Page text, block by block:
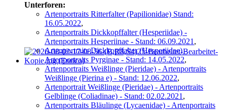
Unterforen:
Artenportraits Ritterfalter (Papilionidae) Stand:
16.05.2022,
Artenportraits Dickkopffalter (Hesperiidae) -
Artenportraits Hesperiinae - Stand: 06.09.2021 ,
Artenportraits Dickkopffalter (Hesperiidae) -
Artenportraits Pyrginae - Stand: 14.05.2022,
Artenportraits Weißlinge (Pieridae) - Artenportraits
Weißlinge (Pierina e) - Stand: 12.06.2022,
Artenportrait Weißlinge (Pieridae) - Artenportraits
Gelblinge (Coliadinae) - Stand: 02.02.2021 ,
Artenportraits Bläulinge (Lycaenidae) - Artenportraits